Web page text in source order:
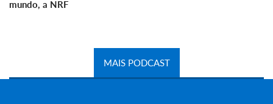
mundo, a NRF
MAIS PODCAST